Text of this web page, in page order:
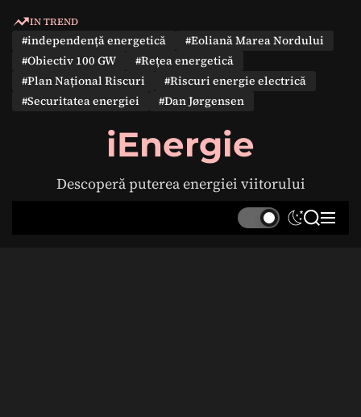
IN TREND
#independență energetică
#Eoliană Marea Nordului
#Obiectiv 100 GW
#Rețea energetică
#Plan Național Riscuri
#Riscuri energie electrică
#Securitatea energiei
#Dan Jørgensen
iEnergie
Descoperă puterea energiei viitorului
S
S M